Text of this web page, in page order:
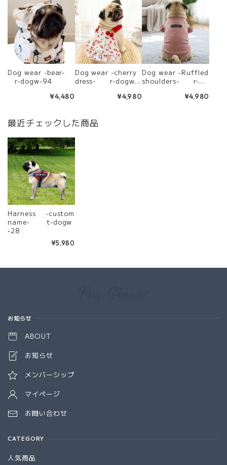
Dog wear -bear-
r-dogw-94
¥4,480
Dog wear -cherry
dress- r-dogw-
¥4,980
Dog wear -Ruffled
shoulders- r-do
¥4,980
最近チェックした商品
Harness -custom
name- t-dogw
-28
¥5,980
お知らせ
ABOUT
お知らせ
メンバーシップ
マイページ
お問い合わせ
CATEGORY
人気商品